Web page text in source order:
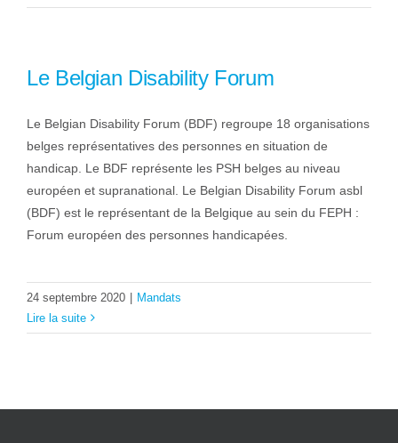
Le Belgian Disability Forum
Le Belgian Disability Forum (BDF) regroupe 18 organisations
belges représentatives des personnes en situation de
handicap. Le BDF représente les PSH belges au niveau
européen et supranational. Le Belgian Disability Forum asbl
(BDF) est le représentant de la Belgique au sein du FEPH :
Forum européen des personnes handicapées.
24 septembre 2020
Mandats
Lire la suite